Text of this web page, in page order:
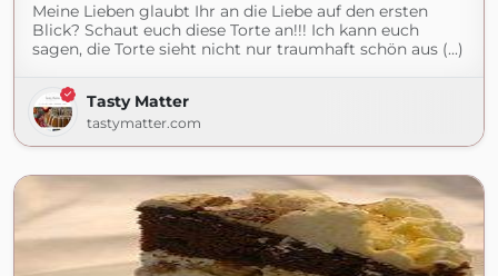
Meine Lieben glaubt Ihr an die Liebe auf den ersten
Blick? Schaut euch diese Torte an!!! Ich kann euch
sagen, die Torte sieht nicht nur traumhaft schön aus (...)
Tasty Matter
tastymatter.com